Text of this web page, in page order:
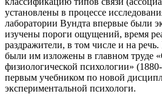
установлены в процессе
лаборатории Вундта впервые были
изучены пороги ощущений, время
раздражители, в том числе и на
были им изложены в главном труде
физиологической психологии»
первым учебником по новой
экспериментальной психологи.